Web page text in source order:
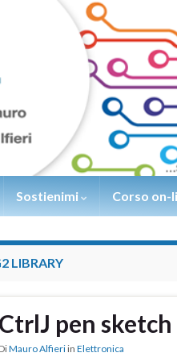
Sostienimi Corso on-
LIBRARY
CtrlJ pen
DiMauro Alfieri in Elettronica